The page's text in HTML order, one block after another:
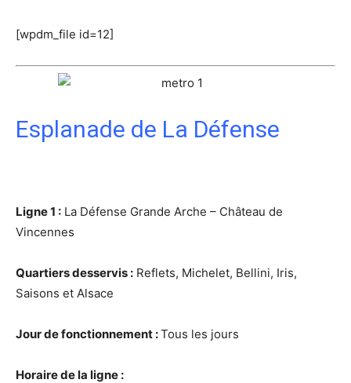
[wpdm_file id=12]
Esplanade de La Défense
Ligne 1 : La Défense Grande Arche – Château de
Vincennes
Quartiers desservis : Reflets, Michelet, Bellini, Iris,
Saisons et Alsace
Jour de fonctionnement :Tous les jours
Horaire de la ligne :